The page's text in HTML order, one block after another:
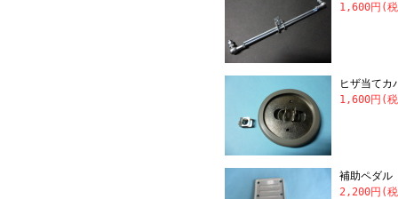
1,600円(
ヒザ当て
1,600円(
補助ペダ
2,200円(